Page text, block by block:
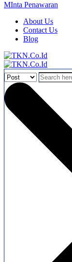
MInta Penawaran
About Us
Contact Us
Blog